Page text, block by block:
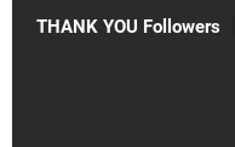
THANK YOU Followers